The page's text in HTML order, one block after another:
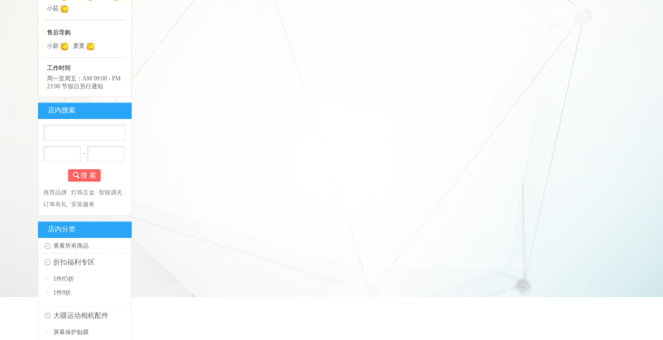
小茹
售后导购
小新
萧萧
工作时间
周一至周五：AM 09:00 - PM
23:00 节假日另行通知
店内搜索
-
搜 索
推荐品牌 灯饰五金
智能调光
订单有礼 安装服务
店内分类
查看所有商品
折扣福利专区
1件85折
1件9折
大疆运动相机配件
屏幕保护贴膜